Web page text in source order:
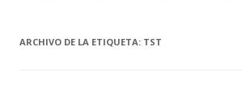
ARCHIVO DE LA ETIQUETA: TST